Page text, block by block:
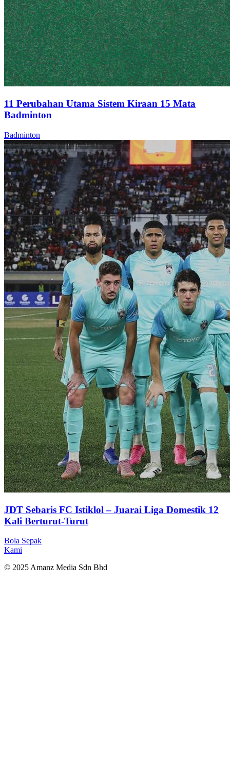
11 Perubahan Utama Sistem Kiraan 15 Mata
Badminton
Badminton
JDT Sebaris FC Istiklol – Juarai Liga Domestik 12
Kali Berturut-Turut
Bola Sepak
Kami
© 2025 Amanz Media Sdn Bhd